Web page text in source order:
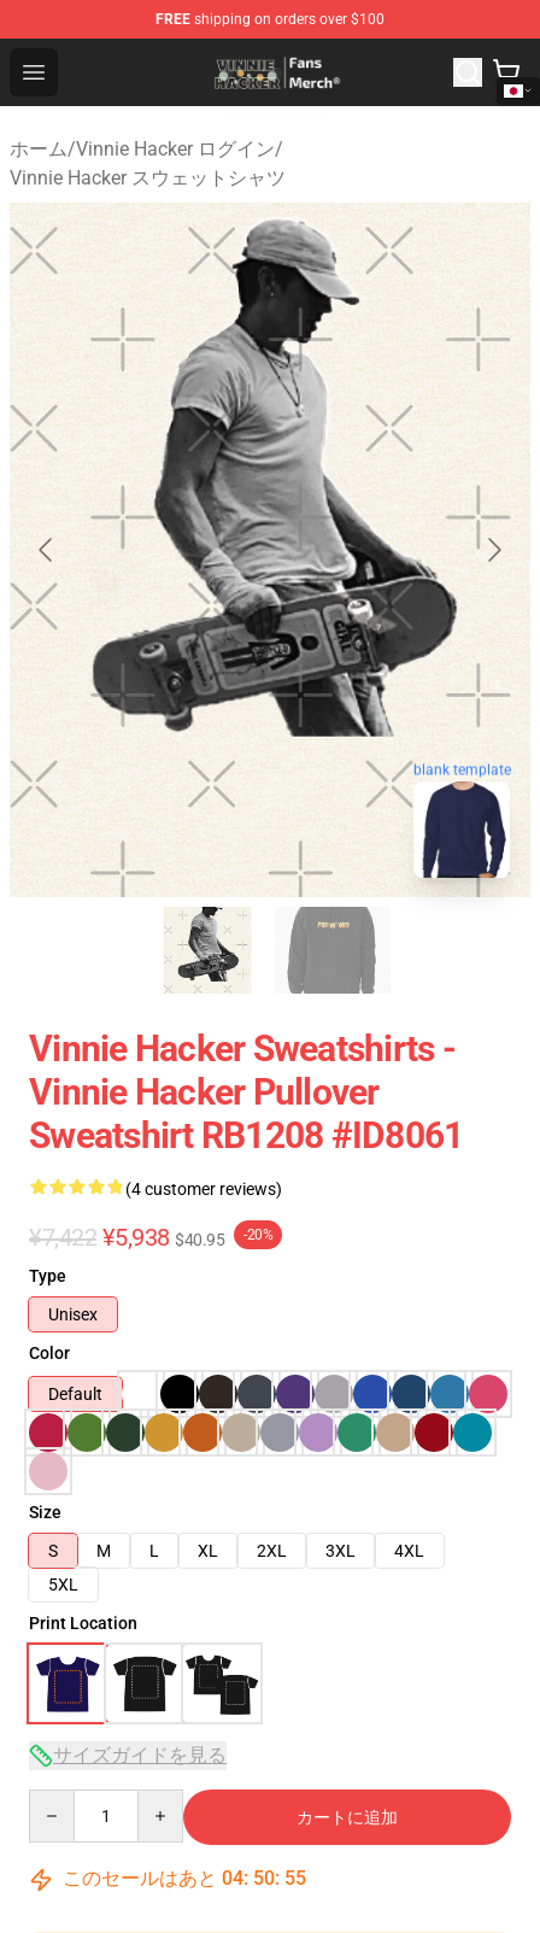
FREE shipping on orders over $100
Open menu
Vinnie Hacker Store - Official Vinnie Hacker Merchandise
ホーム/Vinnie Hacker ログイン/
Vinnie Hacker スウェットシャツ
blank template
Vinnie Hacker Sweatshirts -
Vinnie Hacker Pullover
Sweatshirt RB1208 #ID8061
(4 customer reviews)
¥7,422 ¥5,938 $40.95 -20%
Type
Unisex
Color
Default
Size
S
M L XL 2XL 3XL
4XL
5XL
Print Location
サイズガイドを見る
カートに追加
このセールはあと 04: 50: 54